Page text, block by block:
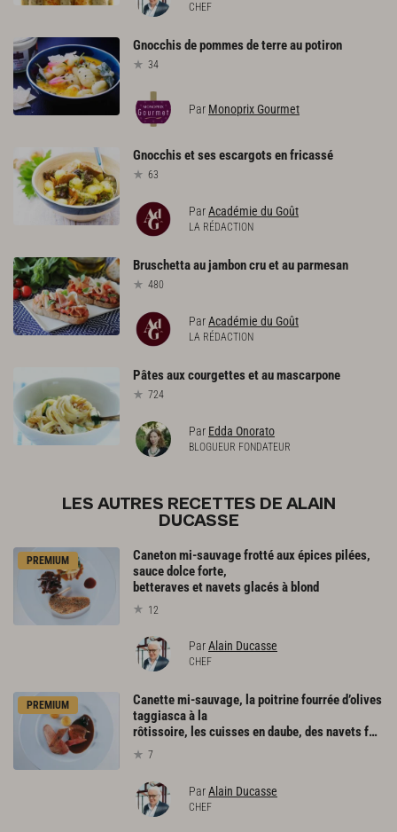
CHEF
Gnocchisdepommesdeterreaupotiron
34
Par Monoprix Gourmet
Gnocchisetsesescargotsenfricassé
63
ParAcadémie du Goût
LA RÉDACTION
Bruschettaaujamboncruetauparmesan
480
ParAcadémie du Goût
LA RÉDACTION
Pâtesauxcourgettesetaumascarpone
724
Par Edda Onorato
BLOGUEUR FONDATEUR
LES AUTRES RECETTES DE ALAIN
DUCASSE
PREMIUM
Caneton mi-sauvage frotté aux épices pilées,
sauce dolce forte,
betteraves et navets glacés à blond
12
ParAlain Ducasse
CHEF
PREMIUM
Canette mi-sauvage, la poitrine fourrée d’olives
taggiasca à la
rôtissoire, les cuisses en daube, des navets fondants
7
ParAlain Ducasse
CHEF